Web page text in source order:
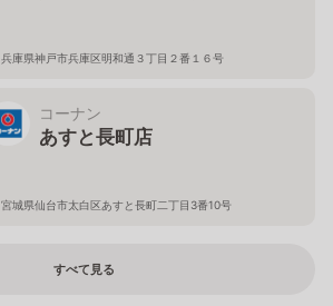
兵庫県神戸市兵庫区明和通３丁目２番１６号
コーナン
あすと長町店
宮城県仙台市太白区あすと長町二丁目3番10号
すべて見る